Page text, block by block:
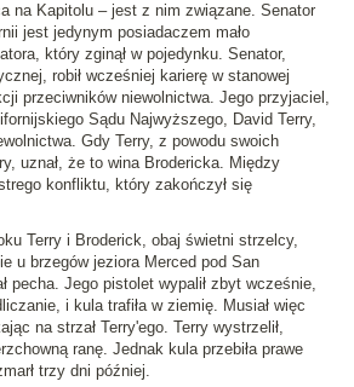
na Kapitolu – jest z nim związane. Senator
jest jedynym posiadaczem mało
który zginął w pojedynku. Senator,
robił wcześniej karierę w stanowej
przeciwników niewolnictwa. Jego przyjaciel,
Sądu Najwyższego, David Terry,
Gdy Terry, z powodu swoich
uznał, że to wina Brodericka. Między
konfliktu, który zakończył się
Terry i Broderick, obaj świetni strzelcy,
u brzegów jeziora Merced pod San
pecha. Jego pistolet wypalił zbyt wcześnie,
i kula trafiła w ziemię. Musiał więc
na strzał Terry'ego. Terry wystrzelił,
ranę. Jednak kula przebiła prawe
trzy dni później.